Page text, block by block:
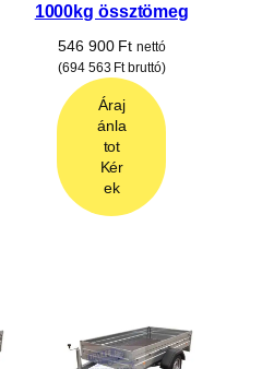
1000kg össztömeg
546 900 Ft nettó
(694 563 Ftbruttó)
Áraj
ánla
tot
Kér
ek